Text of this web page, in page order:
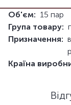
Об'єм: 15 пар
Група товару:
Призначення:
Країна